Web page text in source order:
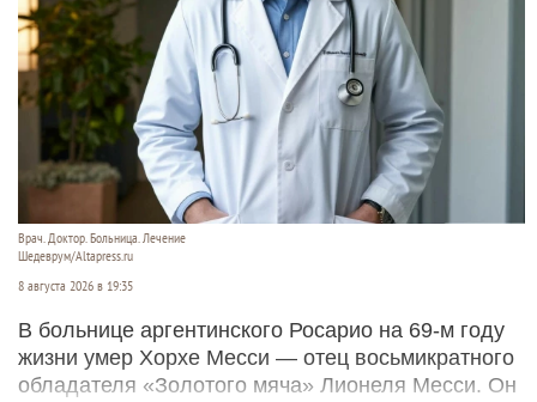
Врач. Доктор. Больница. Лечение
Шедеврум/Altapress.ru
8 августа 2026 в 19:35
В больнице аргентинского Росарио на 69-м году
жизни умер Хорхе Месси — отец восьмикратного
обладателя «Золотого мяча» Лионеля Месси. Он